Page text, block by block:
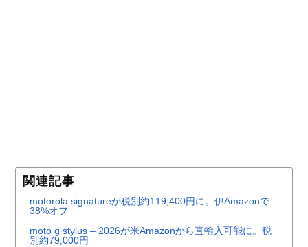
関連記事
motorola signatureが税別約119,400円に。伊Amazonで
38%オフ
moto g stylus – 2026が米Amazonから直輸入可能に。税
別約79,000円